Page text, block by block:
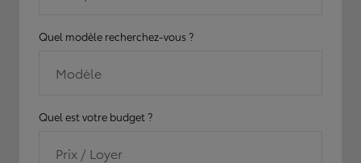
Quel modèle recherchez-vous ?
Modèle
Quel est votre budget ?
Prix / Loyer